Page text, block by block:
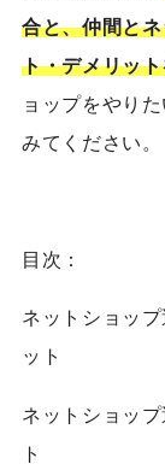
合と、仲間と
ト・デメリッ
ョップをやり
みてください。
目次：
ネットショッ
ット
ネットショッ
ト